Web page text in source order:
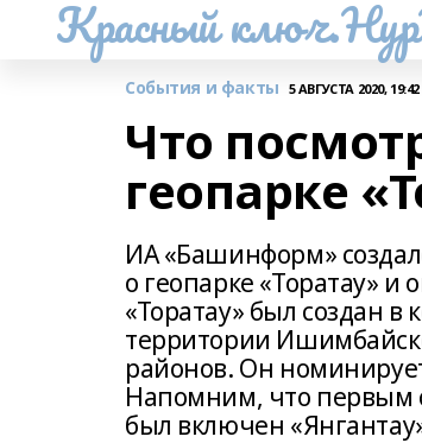
Красный
События и факты 5 АВГУСТА 2020, 19:42
Что
геопарке
ИА «Башинформ»
о геопарке «Торатау» и
«Торатау» был создан в
территории
районов. Он
Напомним, что первым
был включен